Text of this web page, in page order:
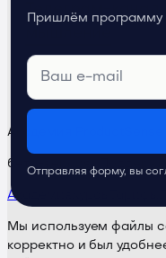
Телеграм-канал
Академия ProductSense
бета-версия ·
Академия
Мы используем файлы
корректно и был
Пришлём программу
Отправляя форму, вы